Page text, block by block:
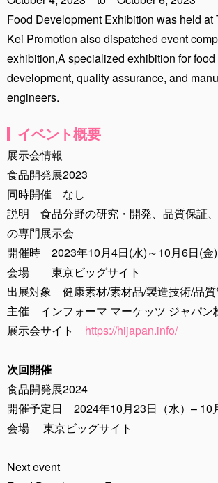
Food Development Exhibition was held at
Kei Promotion also dispatched event
exhibition,A specialized exhibition for
development, quality assurance, and
engineers.
イベント概要
展示会情報
食品開発展2023
同時開催 なし
説明 食品分野の研究・開発、品質保証
の専門展示会
開催時 2023年10月4日(水)～10月6日(金)
会場 東京ビッグサイト
出展対象 健康素材/素材品/製造技術/品
主催 インフォーマ マーケッツ ジャパン
展示会サイト https://hijapan.info/
次回開催
食品開発展2024
開催予定日 2024年10月23日（水）– 10
会場 東京ビッグサイト
Next event